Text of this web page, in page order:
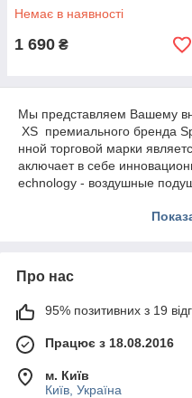
Немає в наявності
1 690 ₴
Мы представляем Вашему
XS премиального бренда
нной торговой марки
аключает в себе
echnology - воздушные
также чехол имеет
удет иметь неповторимый
т возможных механических
нные технологии доступные
Про нас
95% позитивних з 19
Працює з 18.08.2016
м. Київ
Київ, Україна